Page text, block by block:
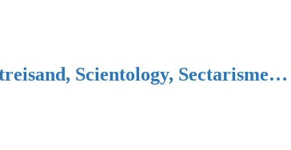
Scientology,